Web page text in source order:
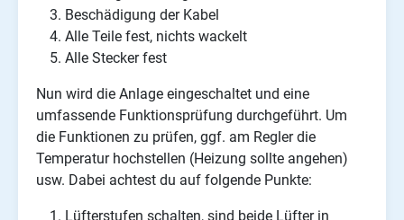
Beschädigung der Kabel
Alle Teile fest, nichts wackelt
Alle Stecker fest
Nun wird die Anlage eingeschaltet und eine
umfassende Funktionsprüfung durchgeführt. Um
die Funktionen zu prüfen, ggf. am Regler die
Temperatur hochstellen (Heizung sollte angehen)
usw. Dabei achtest du auf folgende Punkte:
Lüfterstufen schalten, sind beide Lüfter in